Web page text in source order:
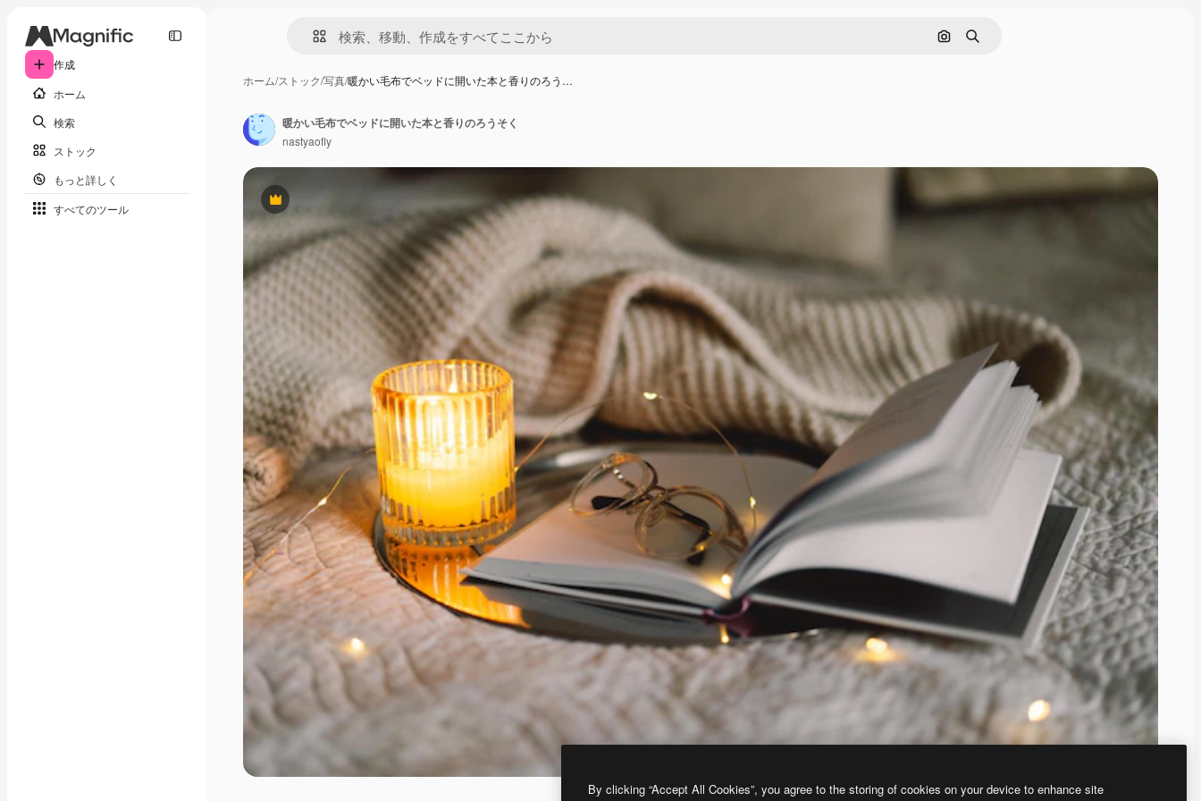
作成
ホーム
検索
ストック
もっと詳しく
すべてのツール
画像で検索
検索
ホーム/ストック/写真/暖かい毛布でベッドに開いた本と香りのろう…
Premium
暖かい毛布でベッドに開いた本と香りのろうそく
nastyaofly
By clicking “Accept All Cookies”, you agree to the storing of cookies on your device to enhance site